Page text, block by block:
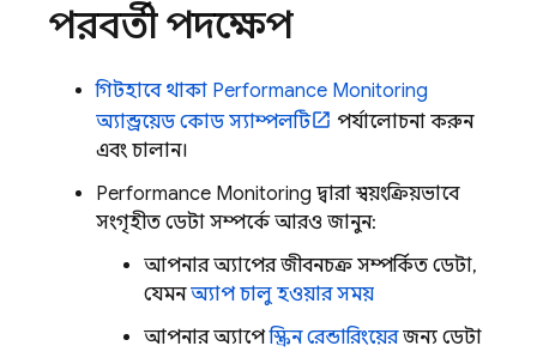
পরবর্তী পদক্ষেপ
গিটহাবে থাকা Performance Monitoring
অ্যান্ড্রয়েড কোড স্যাম্পলটি
পর্যালোচনা করুন
এবং চালান।
Performance Monitoring দ্বারা স্বয়ংক্রিয়ভাবে
সংগৃহীত ডেটা সম্পর্কে আরও জানুন:
আপনার অ্যাপের জীবনচক্র সম্পর্কিত ডেটা,
যেমনঅ্যাপ চালু হওয়ার সময়
আপনার অ্যাপেস্ক্রিন রেন্ডারিংয়েরজন্য ডেটা